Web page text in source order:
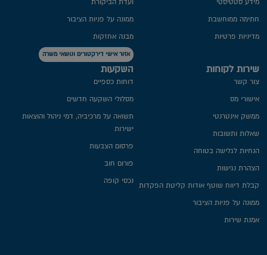
ועדת הביקורת
ממונה על פניות הציבור
מבנה אחזקות
אזור אישי דירקטורים ונושאי משרה
מידע סטטיסטי
חתימה ממוחשבת
מדיניות פרטיות​
השקעות
דוחות כספיים
מסלולי השקעה חדשים
תשואה על מרכיביה, דמי ניהול והוצאות
ישירות
פרסום הצבעות
פורום חוב
נכסי קופה
שירות לקוחות
צור קשר
אישורי מס
ממשק אינטרנטי
שאלות ותשובות
הנחיות לגלישה בטוחה
הצהרת נגישות
קבלת דיווח שוטף אודות קליטת הפקדות
ממונה על פניות הציבור
אמנת שירות